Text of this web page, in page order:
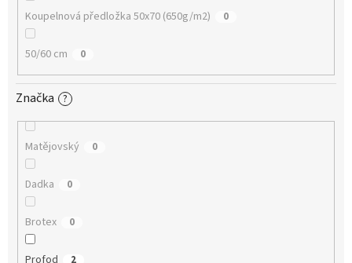
Koupelnová předložka 50x70 (650g/m2) 0
50/60 cm 0
Značka ?
Matějovský 0
Dadka 0
Brotex 0